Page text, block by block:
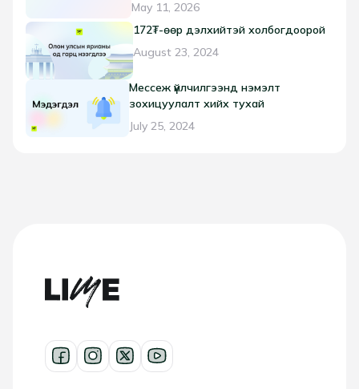
May 11, 2026
172₮-өөр дэлхийтэй холбогдоорой
August 23, 2024
Мессеж үйлчилгээнд нэмэлт
зохицуулалт хийх тухай
July 25, 2024